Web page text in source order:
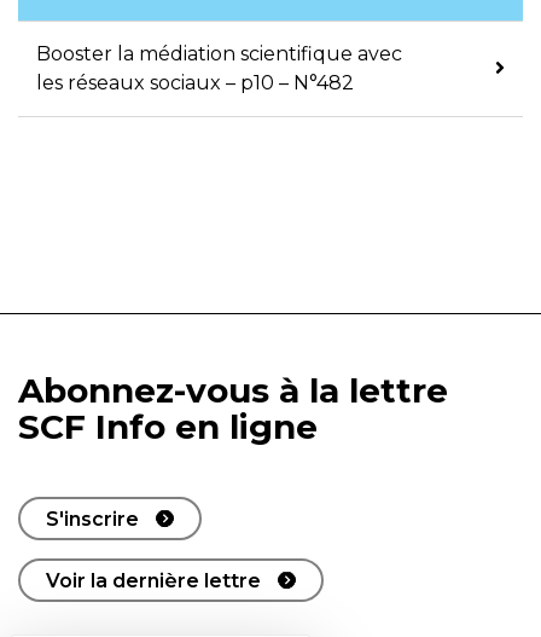
Booster la médiation scientifique avec
les réseaux sociaux – p10 – N°482
Abonnez-vous à la lettre
SCF Info en ligne
S'inscrire
Voir la dernière lettre